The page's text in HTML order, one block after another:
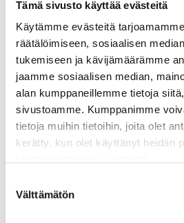
Tämä sivusto käyttää evästeitä
Käytämme evästeitä
räätälöimiseen, sosiaalisen
tukemiseen ja kävijämäärämme
jaamme sosiaalisen median,
alan kumppaneillemme tietoja
sivustoamme. Kumppanimme
tietoja muihin tietoihin, joita olet
kerätty, kun olet käyttänyt heidän
valinta
Välttämätön
Kääpiöauringonkukka
Teddy Bear
2,95€ Sisältää arvonlisäveron